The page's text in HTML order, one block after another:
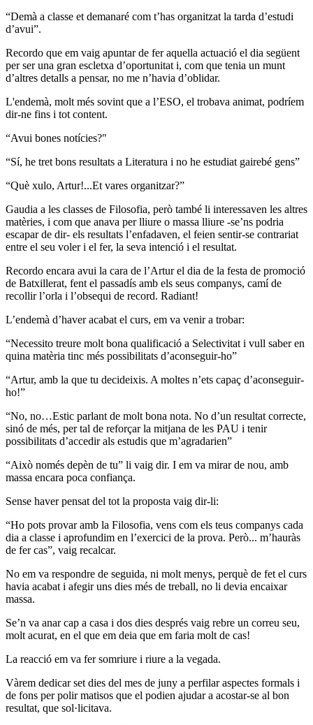
“Demà a classe et demanaré com t’has organitzat la tarda d’estudi
d’avui”.
Recordo que em vaig apuntar de fer aquella actuació el dia següent
per ser una gran escletxa d’oportunitat i, com que tenia un munt
d’altres detalls a pensar, no me n’havia d’oblidar.
L'endemà, molt més sovint que a l’ESO, el trobava animat, podríem
dir-ne fins i tot content.
“Avui bones notícies?"
“Sí, he tret bons resultats a Literatura i no he estudiat gairebé gens”
“Què xulo, Artur!...Et vares organitzar?”
Gaudia a les classes de Filosofia, però també li interessaven les altres
matèries, i com que anava per lliure o massa lliure -se’ns podria
escapar de dir- els resultats l’enfadaven, el feien sentir-se contrariat
entre el seu voler i el fer, la seva intenció i el resultat.
Recordo encara avui la cara de l’Artur el dia de la festa de promoció
de Batxillerat, fent el passadís amb els seus companys, camí de
recollir l’orla i l’obsequi de record. Radiant!
L’endemà d’haver acabat el curs, em va venir a trobar:
“Necessito treure molt bona qualificació a Selectivitat i vull saber en
quina matèria tinc més possibilitats d’aconseguir-ho”
“Artur, amb la que tu decideixis. A moltes n’ets capaç d’aconseguir-
ho!”
“No, no…Estic parlant de molt bona nota. No d’un resultat correcte,
sinó de més, per tal de reforçar la mitjana de les PAU i tenir
possibilitats d’accedir als estudis que m’agradarien”
“Això només depèn de tu” li vaig dir. I em va mirar de nou, amb
massa encara poca confiança.
Sense haver pensat del tot la proposta vaig dir-li:
“Ho pots provar amb la Filosofia, vens com els teus companys cada
dia a classe i aprofundim en l’exercici de la prova. Però... m’hauràs
de fer cas”, vaig recalcar.
No em va respondre de seguida, ni molt menys, perquè de fet el curs
havia acabat i afegir uns dies més de treball, no li devia encaixar
massa.
Se’n va anar cap a casa i dos dies després vaig rebre un correu seu,
molt acurat, en el que em deia que em faria molt de cas!
La reacció em va fer somriure i riure a la vegada.
Vàrem dedicar set dies del mes de juny a perfilar aspectes formals i
de fons per polir matisos que el podien ajudar a acostar-se al bon
resultat, que sol·licitava.